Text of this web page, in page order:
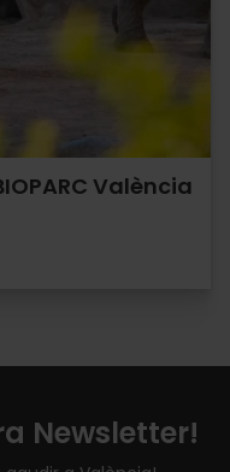
València
Newsletter!